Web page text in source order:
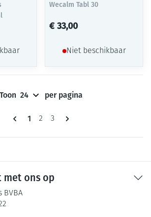
Wecalm Tabl 30
€ 33,00
Niet beschikbaar
Pagina's
U lees momenteel pagina
1 Pagina
2 Pagina
3
Toon per pagina
met ons op
BVBA